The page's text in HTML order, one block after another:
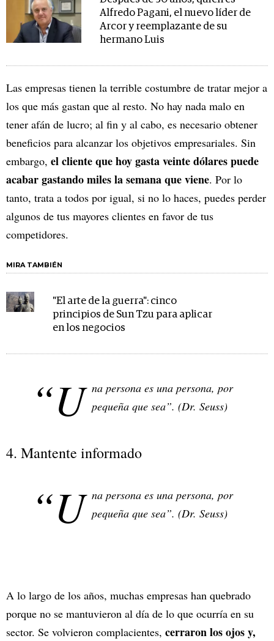
Alfredo Pagani, el nuevo líder de
Arcor y reemplazante de su
hermano Luis
Las empresas tienen la terrible costumbre de tratar mejor a
los que más gastan que al resto. No hay nada malo en
tener afán de lucro; al fin y al cabo, es necesario obtener
beneficios para alcanzar los objetivos empresariales. Sin
embargo, el cliente que hoy gasta veinte dólares puede
acabar gastando miles la semana que viene. Por lo
tanto, trata a todos por igual, si no lo haces, puedes perder
algunos de tus mayores clientes en favor de tus
competidores.
MIRA TAMBIÉN
"El arte de la guerra": cinco
principios de Sun Tzu para aplicar
en los negocios
“U na persona es una persona, por
pequeña que sea”. (Dr. Seuss)
4. Mantente informado
“U na persona es una persona, por
pequeña que sea”. (Dr. Seuss)
A lo largo de los años, muchas empresas han quebrado
porque no se mantuvieron al día de lo que ocurría en su
sector. Se volvieron complacientes, cerraron los ojos y,